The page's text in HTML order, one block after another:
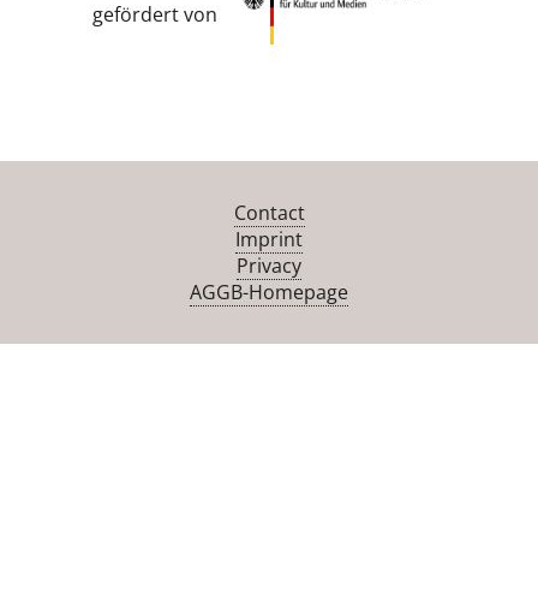
gefördert von
Contact
Imprint
Privacy
AGGB-Homepage